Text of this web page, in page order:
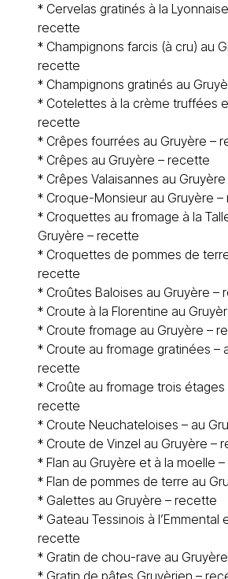
* Cervelas gratinés à la
recette
* Champignons farcis (à cru) au
recette
* Champignons gratinés au
* Cotelettes à la crème truffées
recette
* Crêpes fourrées au Gruyère –
* Crêpes au Gruyère – recette
* Crêpes Valaisannes au
* Croque-Monsieur au Gruyère
* Croquettes au fromage à la
Gruyère – recette
* Croquettes de pommes de
recette
* Croûtes Baloises au Gruyère –
* Croute à la Florentine au
* Croute fromage au Gruyère –
* Croute au fromage gratinées –
recette
* Croûte au fromage trois étages
recette
* Croute Neuchateloises – au
* Croute de Vinzel au Gruyère –
* Flan au Gruyère et à la moelle
* Flan de pommes de terre au
* Galettes au Gruyère – recette
* Gateau Tessinois à l’Emmental
recette
* Gratin de chou-rave au
* Gratin de pâtes Gruyèrien –